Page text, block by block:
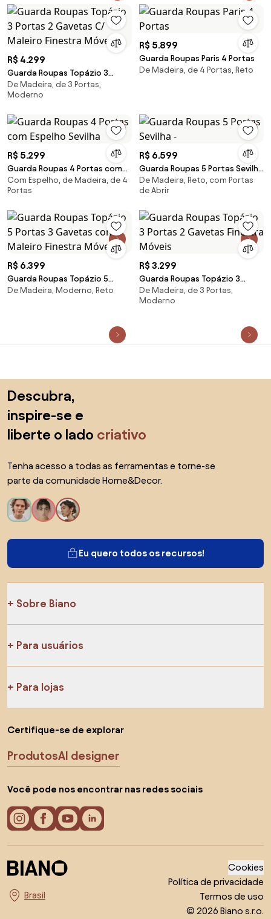
R$ 4.299
Guarda Roupas Topázio 3
Portas 2 Gavetas C/ Maleiro
Finestra Móveis
De Madeira, de 3 Portas,
Moderno
R$ 5.899
Guarda Roupas Paris 4 Portas
De Madeira, de 4 Portas, Reto
R$ 5.299
Guarda Roupas 4 Portas com
Espelho Sevilha
Com Espelho, de Madeira, de 4
Portas
R$ 6.599
Guarda Roupas 5 Portas Sevilha
-De Madeira, Reto, com Portas
de Abrir
R$ 6.399
Guarda Roupas Topázio 5
Portas 3 Gavetas com Maleiro
De Madeira, Moderno, Reto
R$ 3.299
Guarda Roupas Topázio 3
Portas 2 Gavetas Finestra
Móveis
De Madeira, de 3 Portas,
Moderno
Descubra,
inspire-se e
liberte o lado criativo
Tenha acesso a todas as ferramentas e torne-se
parte da comunidade Home&Decor.
Eu quero todos os recursos!
Sobre Biano
Para usuários
Para lojas
Certifique-se de explorar
ProdutosAI designer
Você pode nos encontrar nas redes sociais
Escolha o país
Cookies
Política de privacidade
Termos de uso
© 2026 Biano s.r.o.